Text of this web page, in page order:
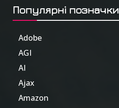
Популярні позначки
Adobe
AGI
AI
Ajax
Amazon